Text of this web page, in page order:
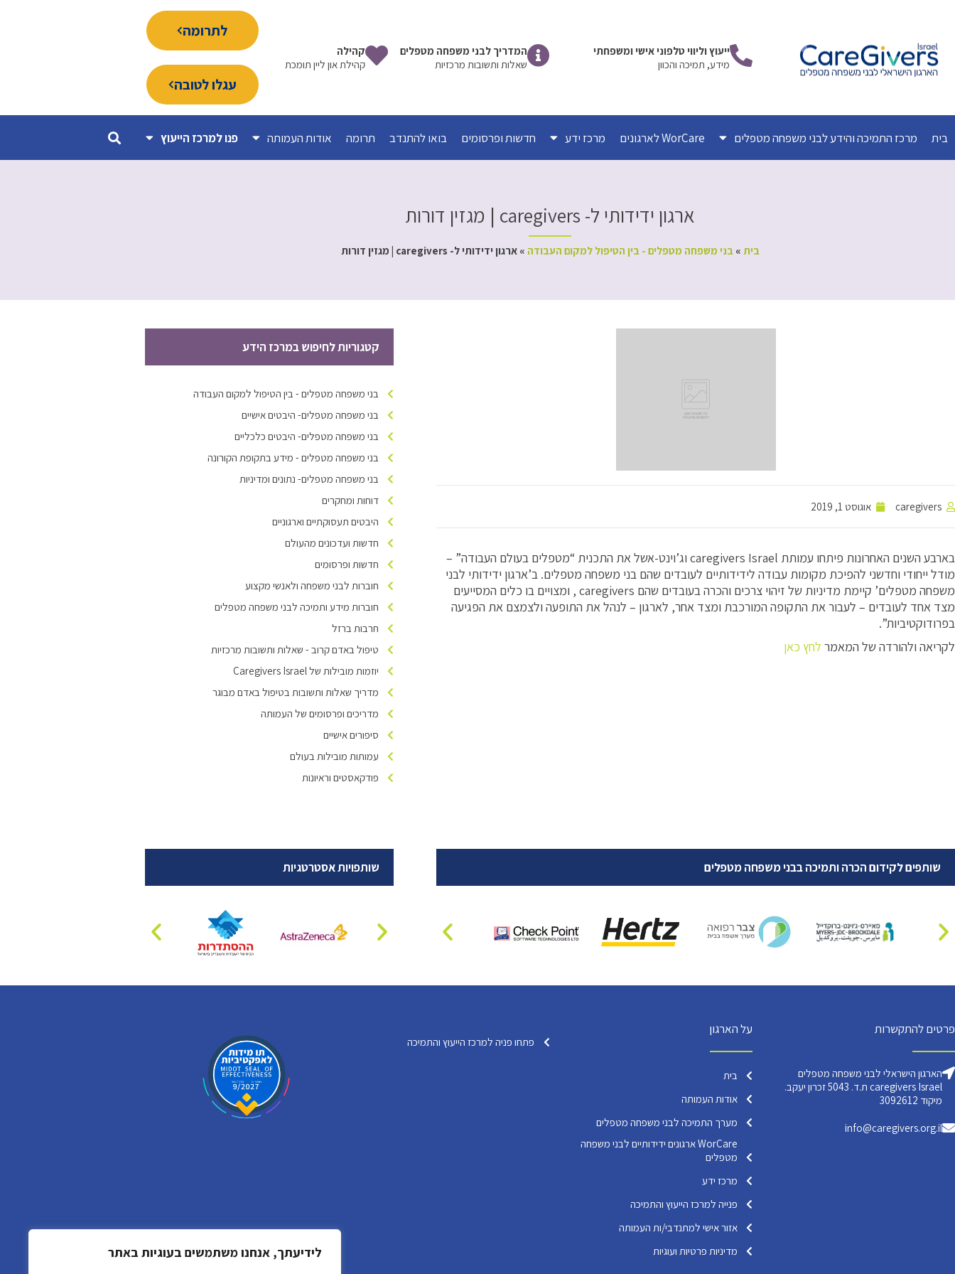
לידיעתך, אנחנו משתמשים בעוגיות באתר
ייעוץ וליווי טלפוני אישי ומשפחתי
מידע, תמיכה והכוון
המדריך לבני משפחה מטפלים
שאלות ותשובות מרכזיות
קהילה
קהילת און ליין תומכת
לתרומה
עגלו לטובה
בית מרכז התמיכה והידע לבני משפחה מטפלים WorCare לארגונים מרכז ידע חדשות ופרסומים בואו להתנדב תרומה אודות העמותה פנו למרכז הייעוץ
ארגון ידידותי ל- caregivers | מגזין דורות
בית »בני משפחה מטפלים - בין הטיפול למקום העבודה »ארגון ידידותי ל- caregivers | מגזין דורות
caregivers אוגוסט 1, 2019
בארבע השנים האחרונות פיתחו עמותת caregivers Israel וג’וינט-אשל את התכנית “מטפלים בעולם העבודה” –
מודל ייחודי וחדשני להפיכת מקומות עבודה לידידותיים לעובדים שהם בני משפחה מטפלים. ב’ארגון ידידותי לבני
משפחה מטפלים’ קיימת מדיניות של זיהוי צרכים והכרה בעובדים שהם caregivers , ומצויים בו כלים המסייעים
מצד אחד לעובדים – לעבור את התקופה המורכבת ומצד אחר, לארגון – לנהל את התופעה ולצמצם את הפגיעה
בפרודוקטיביות”.
לקריאה ולהורדה של המאמר לחץ כאן
קטגוריות לחיפוש במרכז הידע
בני משפחה מטפלים - בין הטיפול למקום העבודה
בני משפחה מטפלים- היבטים אישיים
בני משפחה מטפלים- היבטים כלכליים
בני משפחה מטפלים - מידע בתקופת הקורונה
בני משפחה מטפלים- נתונים ומדיניות
דוחות ומחקרים
היבטים תעסוקתיים וארגוניים
חדשות ועדכונים מהעולם
חדשות ופרסומים
חוברות לבני משפחה ולאנשי מקצוע
חוברות מידע ותמיכה לבני משפחה מטפלים
חרבות ברזל
טיפול באדם קרוב - שאלות ותשובות מרכזיות
יוזמות מובילות של Caregivers Israel
מדריך שאלות ותשובות בטיפול באדם מבוגר
מדריכים ופרסומים של העמותה
סיפורים אישיים
עמותות מובילות בעולם
פודקאסטים וראיונות
שותפים לקידום הכרה ותמיכה בבני משפחה מטפלים שותפויות אסטרטגיות
פרטים להתקשרות
הארגון הישראלי לבני משפחה מטפלים
caregivers Israel ת.ד. 5043 זכרון יעקב.
מיקוד 3092612
info@caregivers.org.il
על הארגון
בית
אודות העמותה
מערך התמיכה לבני משפחה מטפלים
WorCare ארגונים ידידותיים לבני משפחה
מטפלים
מרכז ידע
פנייה למרכז הייעוץ והתמיכה
אזור אישי למתנדבי/ות העמותה
מדיניות פרטיות ועוגיות
פתחו פניה למרכז הייעוץ והתמיכה